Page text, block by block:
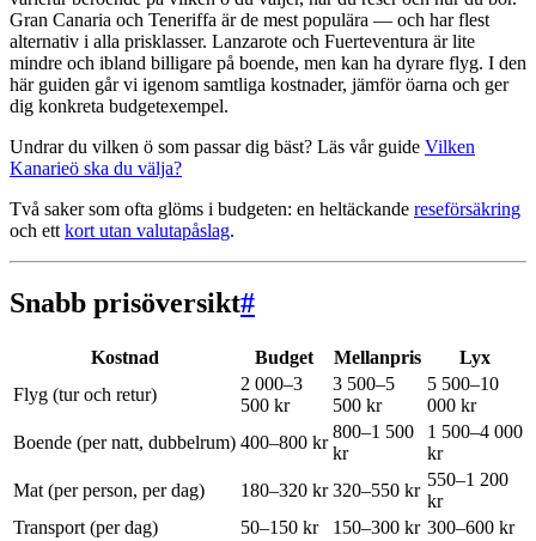
Gran Canaria och Teneriffa är de mest populära — och har flest
alternativ i alla prisklasser. Lanzarote och Fuerteventura är lite
mindre och ibland billigare på boende, men kan ha dyrare flyg. I den
här guiden går vi igenom samtliga kostnader, jämför öarna och ger
dig konkreta budgetexempel.
Undrar du vilken ö som passar dig bäst? Läs vår guide Vilken
Kanarieö ska du välja?
Två saker som ofta glöms i budgeten: en heltäckande reseförsäkring
och ett kort utan valutapåslag.
Snabb prisöversikt#
Kostnad Budget Mellanpris
Lyx
Flyg (tur och retur)
2 000–3
500 kr
3 500–5
500 kr
5 500–10
000 kr
Boende (per natt, dubbelrum) 400–800 kr
800–1 500
kr
1 500–4 000
kr
Mat (per person, per dag)
180–320 kr 320–550 kr
550–1 200
kr
Transport (per dag)
50–150 kr 150–300 kr 300–600 kr